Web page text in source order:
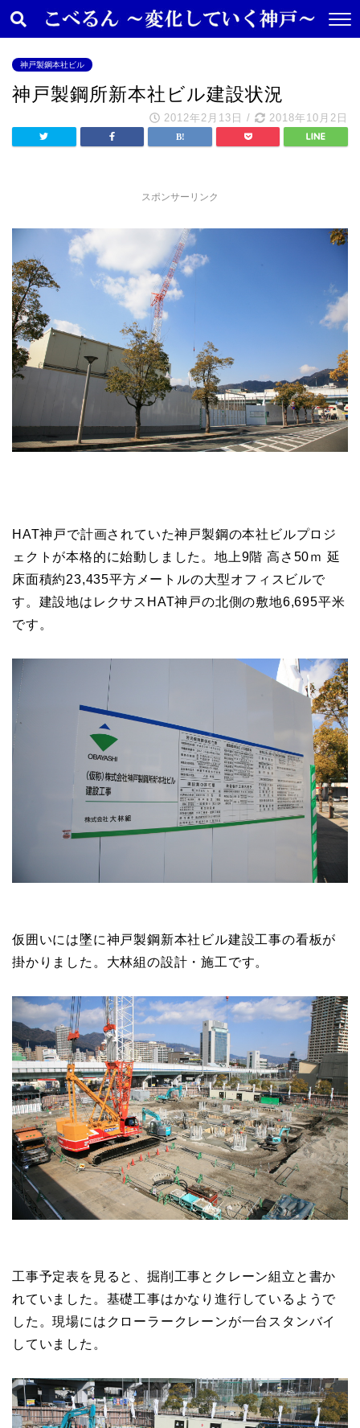
神戸製鋼本社ビル
神戸製鋼所新本社ビル建設状況
2012年2月13日 / 2018年10月2日
スポンサーリンク
HAT神戸で計画されていた神戸製鋼の本社ビルプロジ
ェクトが本格的に始動しました。地上9階 高さ50ｍ 延
床面積約23,435平方メートルの大型オフィスビルで
す。建設地はレクサスHAT神戸の北側の敷地6,695平米
です。
仮囲いには墜に神戸製鋼新本社ビル建設工事の看板が
掛かりました。大林組の設計・施工です。
工事予定表を見ると、掘削工事とクレーン組立と書か
れていました。基礎工事はかなり進行しているようで
した。現場にはクローラークレーンが一台スタンバイ
していました。